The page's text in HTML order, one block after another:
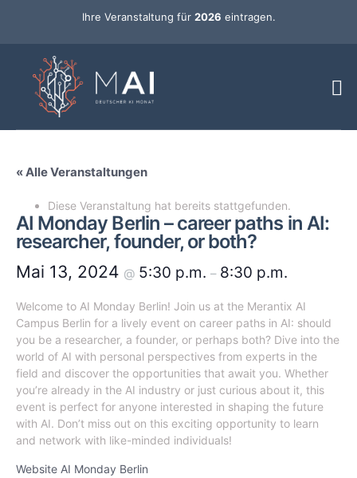
Ihre Veranstaltung für 2026 eintragen.
« Alle Veranstaltungen
Diese Veranstaltung hat bereits stattgefunden.
AI Monday Berlin – career paths in AI:
researcher, founder, or both?
Mai 13, 2024 @ 5:30 p.m. – 8:30 p.m.
Welcome to AI Monday Berlin! Join us at the Merantix AI
Campus Berlin for a lively event on career paths in AI: should
you be a researcher, a founder, or perhaps both? Dive into the
world of AI with personal perspectives from experts in the
field and discover the opportunities that await you. Whether
you’re already in the AI industry or just curious about it, this
event is perfect for anyone interested in shaping the future
with AI. Don’t miss out on this exciting opportunity to learn
and network with like-minded individuals!
Website AI Monday Berlin